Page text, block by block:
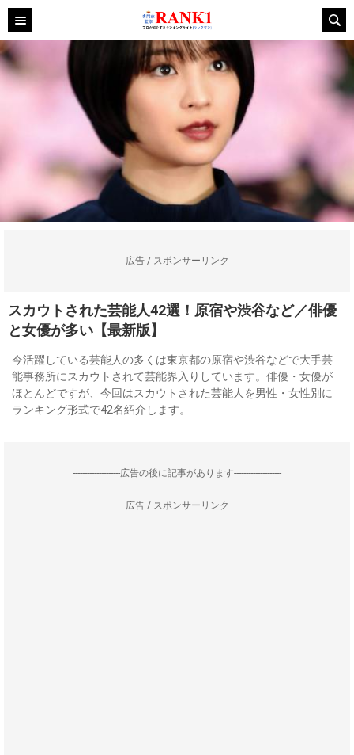
広告 / スポンサーリンク
スカウトされた芸能人42選！原宿や渋谷など／俳優
と女優が多い【最新版】
今活躍している芸能人の多くは東京都の原宿や渋谷などで大手芸
能事務所にスカウトされて芸能界入りしています。俳優・女優が
ほとんどですが、今回はスカウトされた芸能人を男性・女性別に
ランキング形式で42名紹介します。
--------------------広告の後に記事があります--------------------
広告 / スポンサーリンク